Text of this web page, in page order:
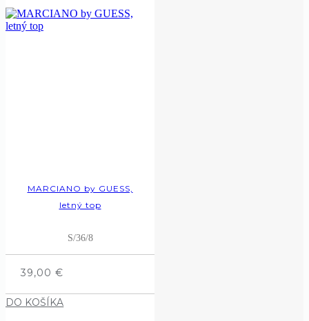
MARCIANO by GUESS,
letný top
S/36/8
39,00 €
DO KOŠÍKA